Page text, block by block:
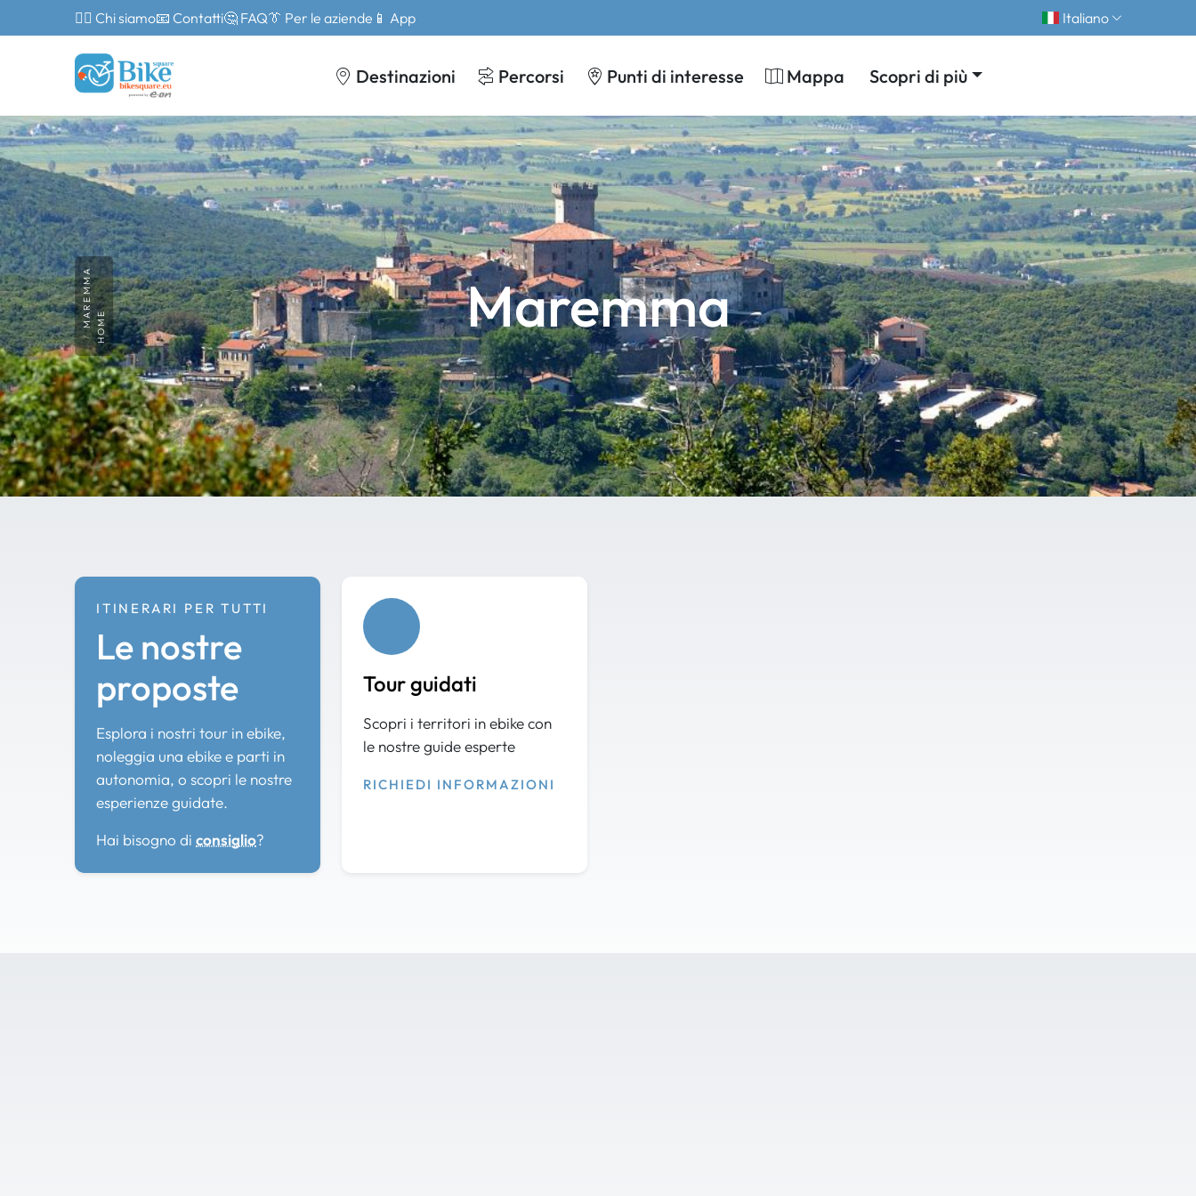
🙎‍♂️ Chi siamo📧 Contatti🤔 FAQ👔 Per le aziende 📱 App Italiano
Destinazioni Percorsi Punti di interesse Mappa Scopri di più
Maremma
HOME
MAREMMA
ITINERARI PER TUTTI
Le nostre
proposte
Esplora i nostri tour in ebike,
noleggia una ebike e parti in
autonomia, o scopri le nostre
esperienze guidate.
Hai bisogno di consiglio?
Tour guidati
Scopri i territori in ebike con
le nostre guide esperte
RICHIEDI INFORMAZIONI